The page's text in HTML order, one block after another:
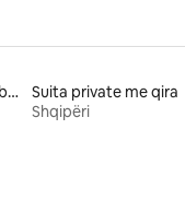
Banesa me qira për skijim brenda/jashtë
Suita private me qira
Shqipëri